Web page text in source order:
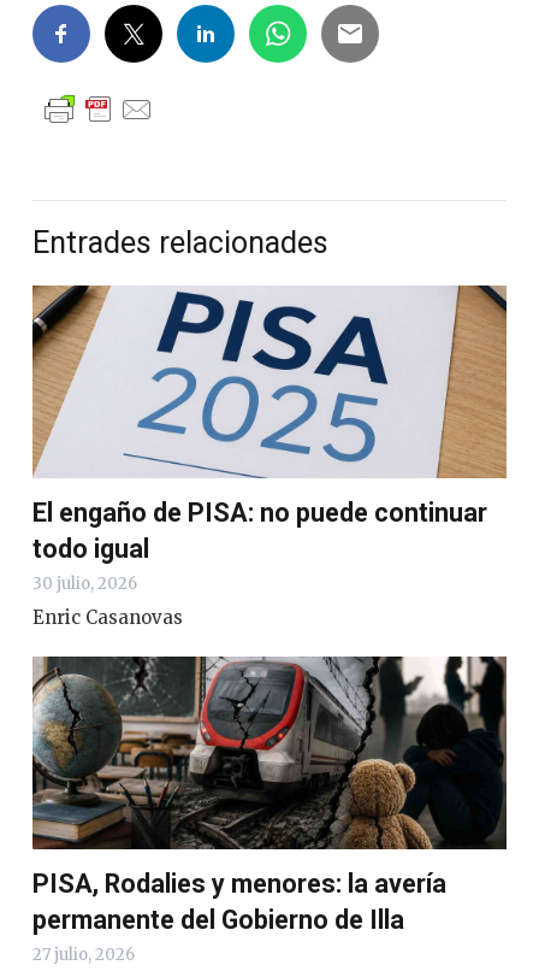
Entrades relacionades
El engaño de PISA: no puede continuar
todo igual
30 julio, 2026
Enric Casanovas
PISA, Rodalies y menores: la avería
permanente del Gobierno de Illa
27 julio, 2026